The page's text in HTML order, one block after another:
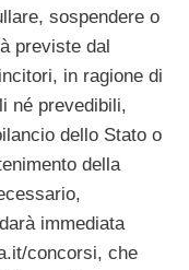
sospendere o
previste dal
in ragione di
né prevedibili,
dello Stato o
della
immediata
concorsi, che